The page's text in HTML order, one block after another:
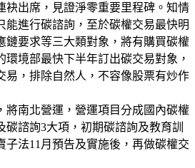
袂出席，見證淨零重要里程碑。知情
能進行碳諮詢，至於碳權交易最快明
鏈要求等三大類對象，將有購買碳權
環境部最快下半年訂出碳交易對象，
易，排除自然人，不容像股票有炒作
將南北營運，營運項目分成國內碳權
諮詢3大項，初期碳諮詢及教育訓
子法11月預告及實施後，再做碳權交